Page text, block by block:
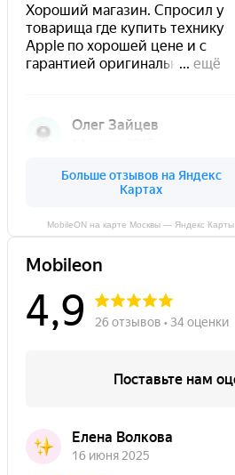
MobileON на карте Москвы — Яндекс Карты